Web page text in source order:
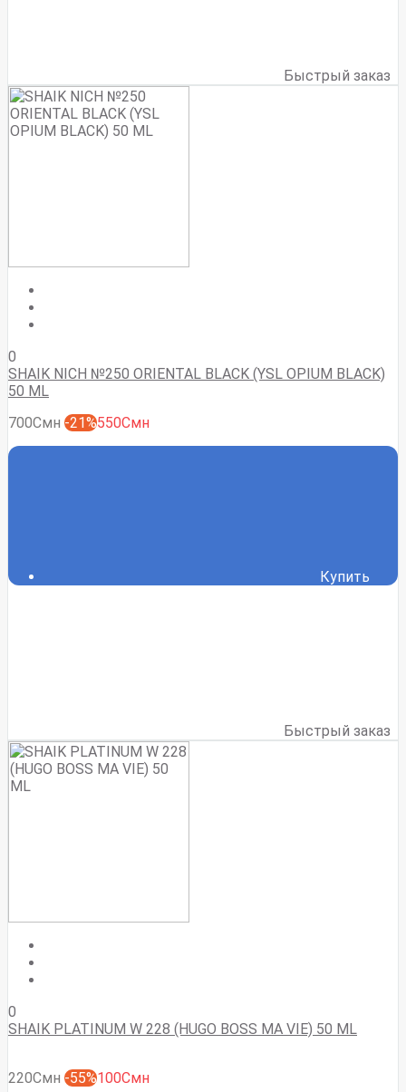
Быстрый заказ
0
SHAIK NICH №250 ORIENTAL BLACK (YSL OPIUM BLACK)
50 ML
700Смн -21%550Смн
Купить
Быстрый заказ
0
SHAIK PLATINUM W 228 (HUGO BOSS MA VIE) 50 ML
220Смн -55%100Смн